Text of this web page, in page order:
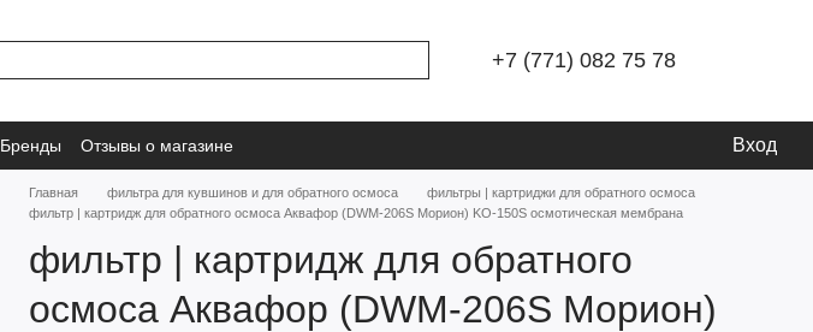
+7 (771) 082 75 78
Бренды Отзывы о магазине Вход
Главная фильтра для кувшинов и для обратного осмоса
фильтры | картриджи для обратного осмоса
фильтр | картридж для обратного осмоса Аквафор (DWM-206S Морион) KO-150S осмотическая мембрана
фильтр | картридж для обратного
осмоса Аквафор (DWM-206S Морион)